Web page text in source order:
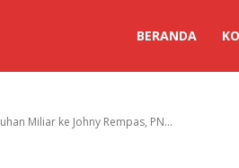
BERANDA
Miliar ke Johny Rempas, PN...